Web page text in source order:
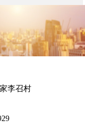
李召村